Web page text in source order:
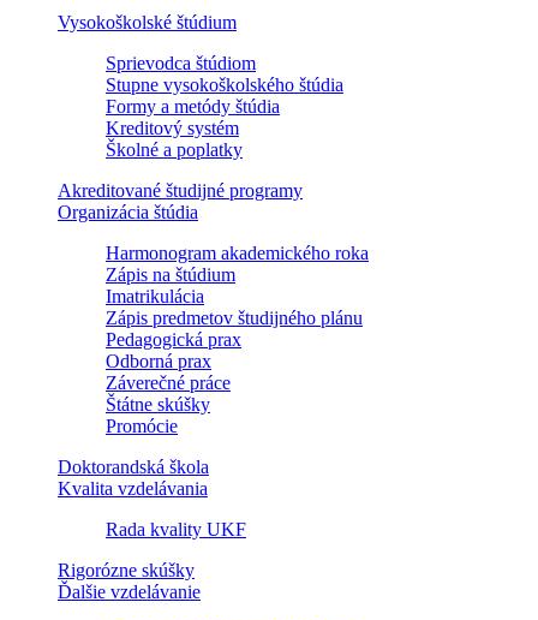
Vysokoškolské štúdium
Sprievodca štúdiom
Stupne vysokoškolského štúdia
Formy a metódy štúdia
Kreditový systém
Školné a poplatky
Akreditované študijné programy
Organizácia štúdia
Harmonogram akademického roka
Zápis na štúdium
Imatrikulácia
Zápis predmetov študijného plánu
Pedagogická prax
Odborná prax
Záverečné práce
Štátne skúšky
Promócie
Doktorandská škola
Kvalita vzdelávania
Rada kvality UKF
Rigorózne skúšky
Ďalšie vzdelávanie